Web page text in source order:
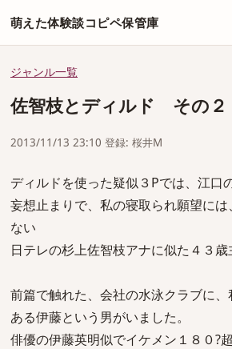
萌えた体験談コピペ保管庫
ジャンル一覧
佐智枝とディルド その２
2013/11/13 23:10 登録: 桜井M
ディルドを使った疑似３Pでは、江口
妄想止まりで、私の寝取られ願望に
ない
日テレの杉上佐智枝アナに似た４３歳
前篇で触れた、会社の水泳クラブに
ある伊藤という男がいました。
俳優の伊藤英明似でイケメン１８０?